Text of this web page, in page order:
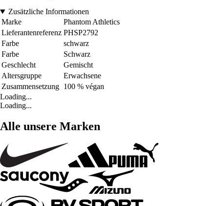
Zusätzliche Informationen
Marke
Phantom Athletics
Lieferantenreferenz PHSP2792
Farbe
schwarz
Farbe
Schwarz
Geschlecht
Gemischt
Altersgruppe
Erwachsene
Zusammensetzung 100 % végan
Loading...
Loading...
Alle unsere Marken